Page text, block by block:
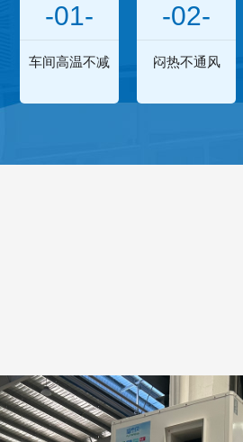
-01-
车间高温不减
-02-
闷热不通风